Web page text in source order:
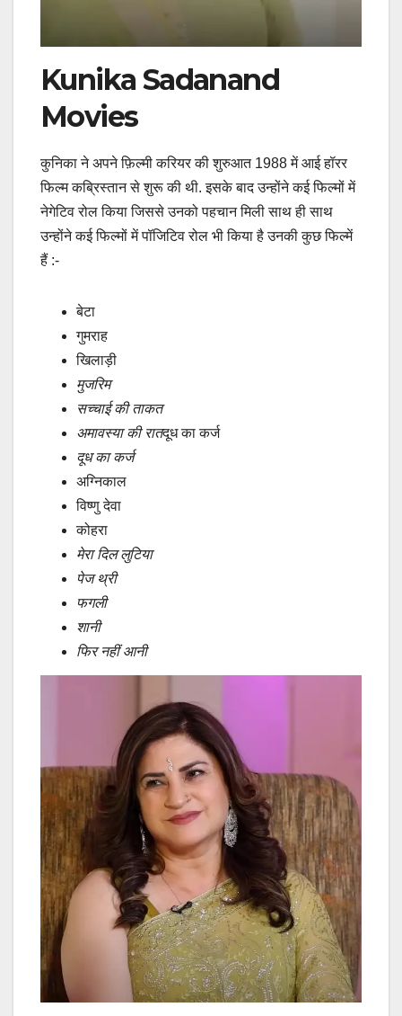
Kunika Sadanand
Movies
कुनिका ने अपने फ़िल्मी करियर की शुरुआत 1988 में आई हॉरर
फिल्म कब्रिस्तान से शुरू की थी. इसके बाद उन्होंने कई फिल्मों में
नेगेटिव रोल किया जिससे उनको पहचान मिली साथ ही साथ
उन्होंने कई फिल्मों में पॉजिटिव रोल भी किया है उनकी कुछ फिल्में
हैं :-
बेटा
गुमराह
खिलाड़ी
मुजरिम
सच्चाई की ताकत
अमावस्या की रातदूध का कर्ज
दूध का कर्ज
अग्निकाल
विष्णु देवा
कोहरा
मेरा दिल लुटिया
पेज थ्री
फगली
शानी
फिर नहीं आनी